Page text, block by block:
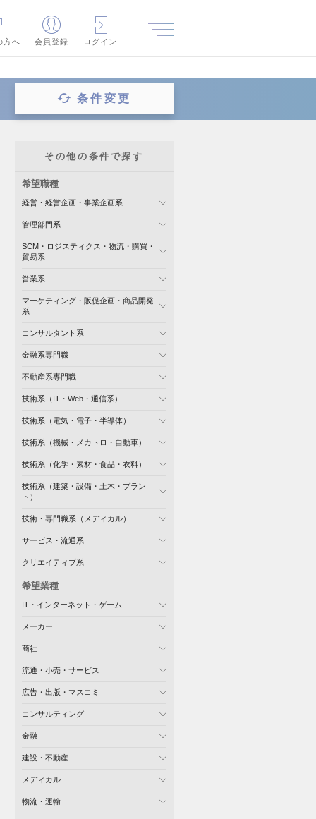
方へ 会員登録 ログイン
条件変更
その他の条件で探す
希望職種
経営・経営企画・事業企画系
管理部門系
SCM・ロジスティクス・物流・購買・
貿易系
営業系
マーケティング・販促企画・商品開発
系
コンサルタント系
金融系専門職
不動産系専門職
技術系（IT・Web・通信系）
技術系（電気・電子・半導体）
技術系（機械・メカトロ・自動車）
技術系（化学・素材・食品・衣料）
技術系（建築・設備・土木・プラン
ト）
技術・専門職系（メディカル）
サービス・流通系
クリエイティブ系
希望業種
IT・インターネット・ゲーム
メーカー
商社
流通・小売・サービス
広告・出版・マスコミ
コンサルティング
金融
建設・不動産
メディカル
物流・運輸